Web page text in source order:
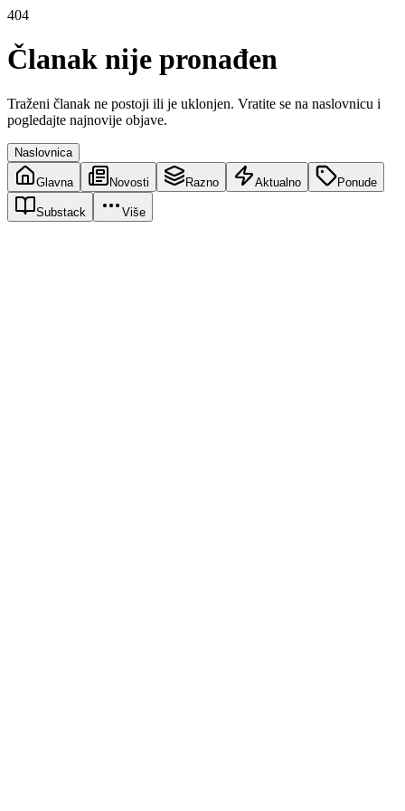
404
Članak nije pronađen
Traženi članak ne postoji ili je uklonjen. Vratite se na naslovnicu i
pogledajte najnovije objave.
Naslovnica
Glavna Novosti Razno Aktualno Ponude
Substack Više